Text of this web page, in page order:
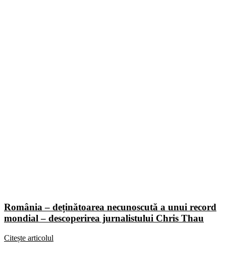
România – deținătoarea necunoscută a unui record
mondial – descoperirea jurnalistului Chris Thau
Citește articolul